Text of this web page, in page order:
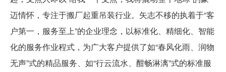
迈情怀，专注于搬厂起重吊装行业。矢志不移的执着于“客
户第一，服务至上”的企业理念，以标准化、精细化、智能
化的服务作业程式，为广大客户提供了如“春风化雨、润物
无声”式的精品服务、如“行云流水、酣畅淋漓”式的标准服